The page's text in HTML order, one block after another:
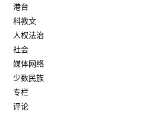
港台
科教文
人权法治
社会
媒体网络
少数民族
专栏
评论